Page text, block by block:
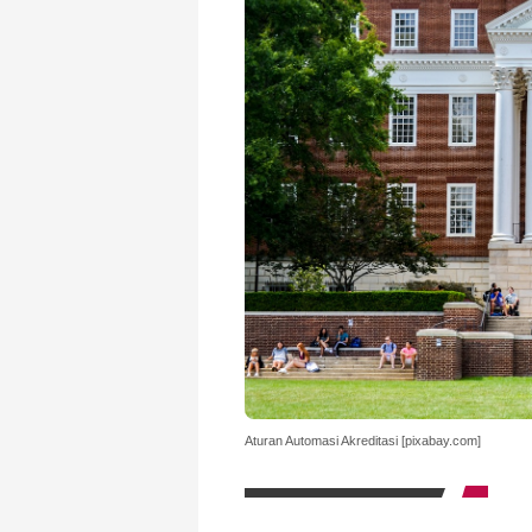
Aturan Automasi Akreditasi [pixabay.com]